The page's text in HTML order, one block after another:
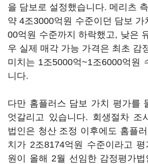
을 담보로 설정했습니다. 메리츠
약 4조3000억원 수준이던 담보
00억원 수준까지 하락했고, 낮은
우 실제 매각 가능 가격은 최초 감
미치는 1조5000억~1조6000억원
니다.
다만 홈플러스 담보 가치 평가를
엇갈리고 있습니다. 회생절차 조
법인은 청산 조정 이후에도 홈플
치가 2조8174억원 수준이라고
원이 올해 2월 선임한 감정평가법